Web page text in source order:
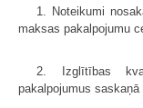
1. Noteikumi
maksas pakalpojumu
2. Izglītības
pakalpojumus saskaņā